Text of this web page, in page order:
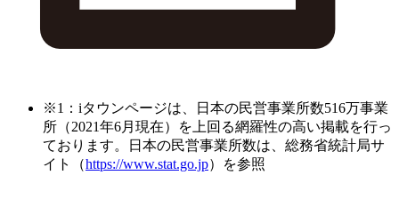
※1：iタウンページは、日本の民営事業所数516万事業
所（2021年6月現在）を上回る網羅性の高い掲載を行っ
ております。日本の民営事業所数は、総務省統計局サ
イト（https://www.stat.go.jp）を参照